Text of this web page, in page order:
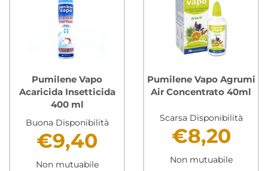
Pumilene Vapo
Acaricida Insetticida
400 ml
Buona Disponibilità
€9,40
Non mutuabile
Pumilene Vapo Agrumi
Air Concentrato 40ml
Scarsa Disponibilità
€8,20
Non mutuabile